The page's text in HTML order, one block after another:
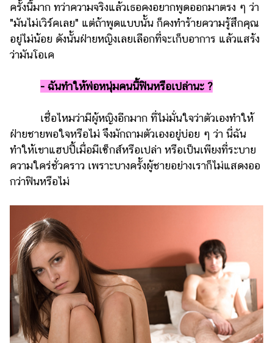
ครั้งนี้มาก ทว่าความจริงแล้วเธอคงอยากพูดออกมาตรง ๆ ว่า
"มันไม่เวิร์คเลย" แต่ถ้าพูดแบบนั้น ก็คงทำร้ายความรู้สึกคุณ
อยู่ไม่น้อย ดังนั้นฝ่ายหญิงเลยเลือกที่จะเก็บอาการ แล้วแสร้ง
ว่ามันโอเค
- ฉันทำให้พ่อหนุ่มคนนี้ฟินหรือเปล่านะ ?
เชื่อไหมว่ามีผู้หญิงอีกมาก ที่ไม่มั่นใจว่าตัวเองทำให้
ฝ่ายชายพอใจหรือไม่ จึงมักถามตัวเองอยู่บ่อย ๆ ว่า นี่ฉัน
ทำให้เขาแฮปปี้เมื่อมีเซ็กส์หรือเปล่า หรือเป็นเพียงที่ระบาย
ความใคร่ชั่วคราว เพราะบางครั้งผู้ชายอย่างเราก็ไม่แสดงออ
กว่าฟินหรือไม่